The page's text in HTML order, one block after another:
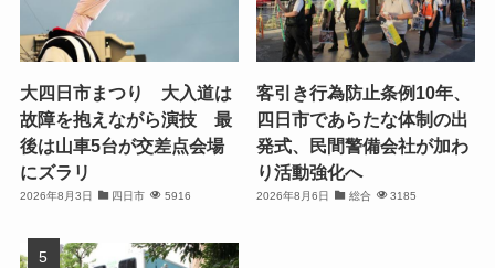
大四日市まつり 大入道は
故障を抱えながら演技 最
後は山車5台が交差点会場
にズラリ
2026年8月3日 四日市 5916
客引き行為防止条例10年、
四日市であらたな体制の出
発式、民間警備会社が加わ
り活動強化へ
2026年8月6日 総合 3185